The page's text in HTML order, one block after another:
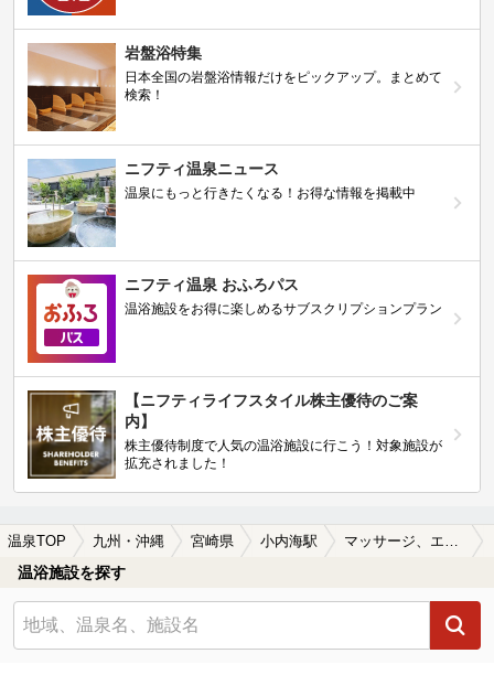
岩盤浴特集
日本全国の岩盤浴情報だけをピックアップ。まとめて
検索！
ニフティ温泉ニュース
温泉にもっと行きたくなる！お得な情報を掲載中
ニフティ温泉 おふろパス
温浴施設をお得に楽しめるサブスクリプションプラン
【ニフティライフスタイル株主優待のご案
内】
株主優待制度で人気の温浴施設に行こう！対象施設が
拡充されました！
温泉TOP 九州・沖縄 宮崎県 小内海駅 マッサージ、エステがある小内海駅近くの温泉、日帰り温泉、スーパー銭湯おすすめ
温浴施設を探す